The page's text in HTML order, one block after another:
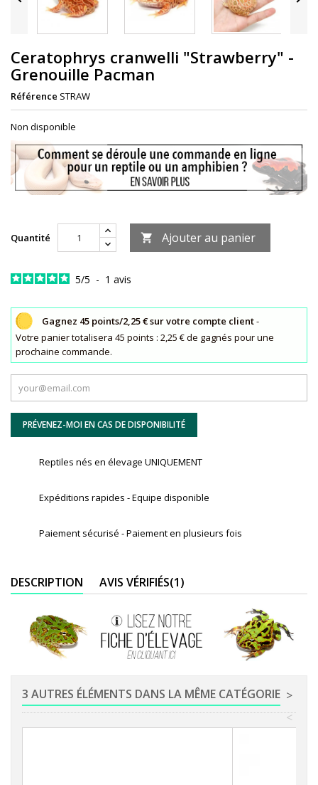
Ceratophrys cranwelli "Strawberry" -
Grenouille Pacman
Référence STRAW
Non disponible
Quantité  Ajouter au panier
5/5 - 1 avis
Gagnez 45 points/2,25 € sur votre compte client-
Votre panier totalisera 45 points : 2,25 € de gagnés pour une
prochaine commande.
PRÉVENEZ-MOI EN CAS DE DISPONIBILITÉ
Reptiles nés en élevage UNIQUEMENT
Expéditions rapides - Equipe disponible
Paiement sécurisé - Paiement en plusieurs fois
DESCRIPTION AVIS VÉRIFIÉS(1)
3 AUTRES ÉLÉMENTS DANS LA MÊME CATÉGORIE >
<